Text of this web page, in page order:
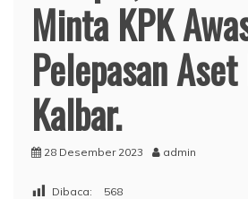
Minta KPK
Pelepasan
Kalbar.
28 Desember 2023 admin
Dibaca: 568